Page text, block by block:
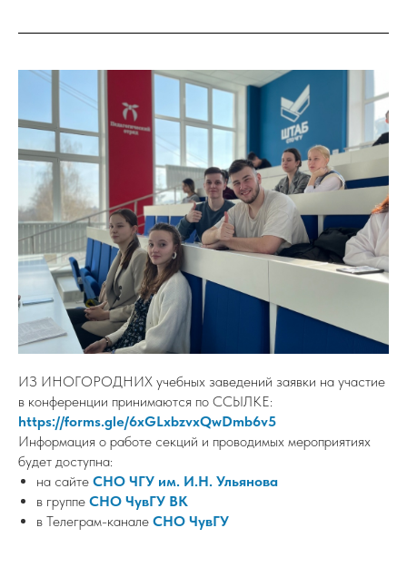
ИЗ ИНОГОРОДНИХ учебных заведений заявки на участие
в конференции принимаются по ССЫЛКЕ:
https://forms.gle/6xGLxbzvxQwDmb6v5
Информация о работе секций и проводимых мероприятиях
будет доступна:
на сайте СНО ЧГУ им. И.Н. Ульянова
в группе СНО ЧувГУ ВК
в Телеграм-канале СНО ЧувГУ